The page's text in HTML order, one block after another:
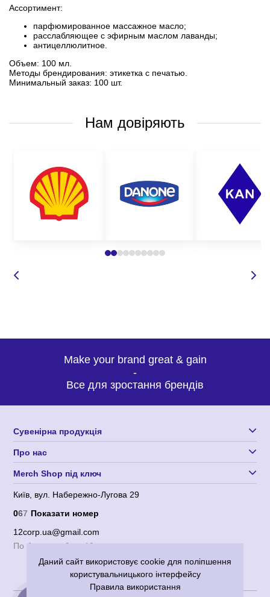
Ассортимент:
парфюмированное массажное масло;
расслабляющее с эфирным маслом лаванды;
антицеллюлитное.
Объем: 100 мл.
Методы брендирования: этикетка с печатью.
Минимальный заказ: 100 шт.
Нам довіряють
Make your brand great & gain
-
Все для зростання брендів
Сувенірна продукція
Про нас
Merch Shop під ключ
Київ, вул. Набережно-Лугова 29
067 Показати номер
12corp.ua@gmail.com
По будням с 9 до 18
Даний сайт використовує cookie для поліпшення
користувальницького інтерфейсу
Правила використання